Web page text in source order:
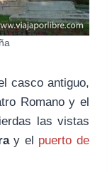
casco antiguo,
Romano y el
las vistas
y el puerto de